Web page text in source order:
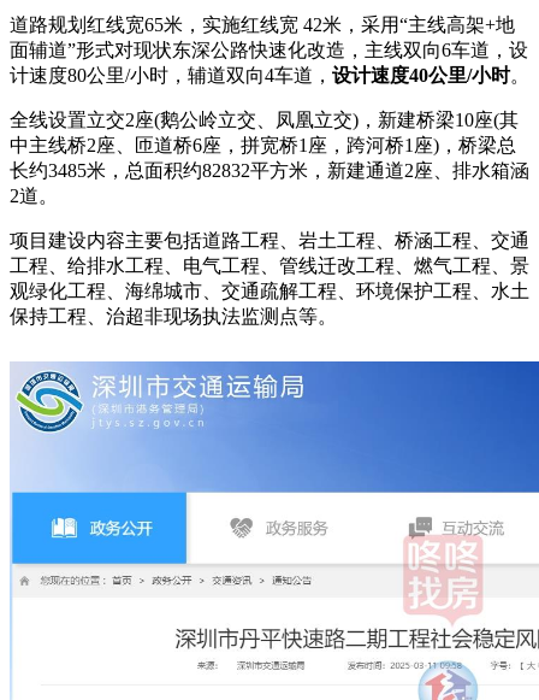
道路规划红线宽65米，实施红线宽 42米，采用“主线高架+地
面辅道”形式对现状东深公路快速化改造，主线双向6车道，设
计速度80公里/小时，辅道双向4车道， 设计速度40公里/小时。
全线设置立交2座(鹅公岭立交、凤凰立交)，新建桥梁10座(其
中主线桥2座、匝道桥6座，拼宽桥1座，跨河桥1座)，桥梁总
长约3485米，总面积约82832平方米，新建通道2座、排水箱涵
2道。
项目建设内容主要包括道路工程、岩土工程、桥涵工程、交通
工程、给排水工程、电气工程、管线迁改工程、燃气工程、景
观绿化工程、海绵城市、交通疏解工程、环境保护工程、水土
保持工程、治超非现场执法监测点等。